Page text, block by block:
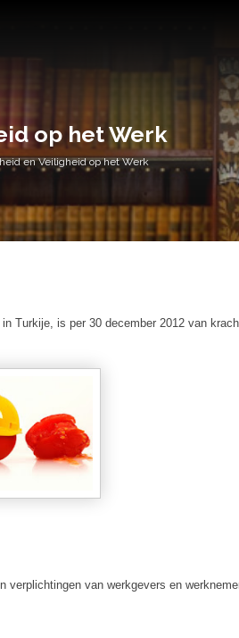
op het Werk
en Veiligheid op het Werk
Turkije, is per 30 december 2012 van
van werkgevers en